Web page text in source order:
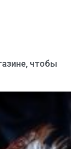
чтобы